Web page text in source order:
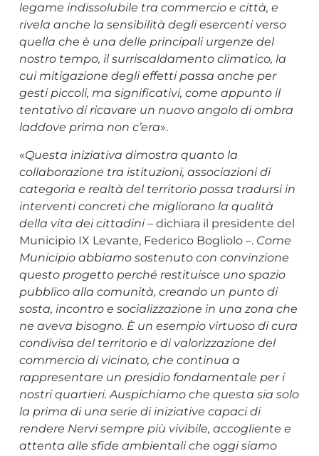
legame indissolubile tra commercio e città, e
rivela anche la sensibilità degli esercenti verso
quella che è una delle principali urgenze del
nostro tempo, il surriscaldamento climatico, la
cui mitigazione degli effetti passa anche per
gesti piccoli, ma significativi, come appunto il
tentativo di ricavare un nuovo angolo di ombra
laddove prima non c’era».
«Questa iniziativa dimostra quanto la
collaborazione tra istituzioni, associazioni di
categoria e realtà del territorio possa tradursi in
interventi concreti che migliorano la qualità
della vita dei cittadini– dichiara il presidente del
Municipio IX Levante, Federico Bogliolo –. Come
Municipio abbiamo sostenuto con convinzione
questo progetto perché restituisce uno spazio
pubblico alla comunità, creando un punto di
sosta, incontro e socializzazione in una zona che
ne aveva bisogno. È un esempio virtuoso di cura
condivisa del territorio e di valorizzazione del
commercio di vicinato, che continua a
rappresentare un presidio fondamentale per i
nostri quartieri. Auspichiamo che questa sia solo
la prima di una serie di iniziative capaci di
rendere Nervi sempre più vivibile, accogliente e
attenta alle sfide ambientali che oggi siamo